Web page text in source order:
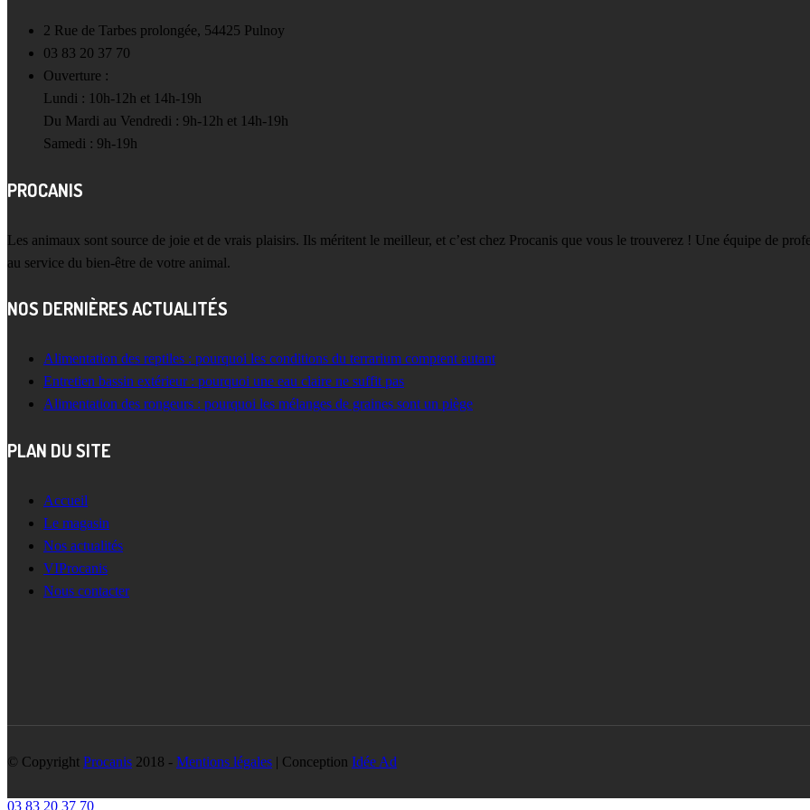
2 Rue de Tarbes prolongée, 54425 Pulnoy
03 83 20 37 70
Ouverture :
Lundi : 10h-12h et 14h-19h
Du Mardi au Vendredi : 9h-12h et 14h-19h
Samedi : 9h-19h
PROCANIS
Les animaux sont source de joie et de vrais plaisirs. Ils méritent le meilleur, et c’est chez Procanis que vous le trouverez ! Une équipe de
au service du bien-être de votre animal.
NOS DERNIÈRES ACTUALITÉS
Alimentation des reptiles : pourquoi les conditions du terrarium comptent autant
Entretien bassin extérieur : pourquoi une eau claire ne suffit pas
Alimentation des rongeurs : pourquoi les mélanges de graines sont un piège
PLAN DU SITE
Accueil
Le magasin
Nos actualités
VIProcanis
Nous contacter
© Copyright Procanis 2018 - Mentions légales | Conception Idée Ad
03 83 20 37 70